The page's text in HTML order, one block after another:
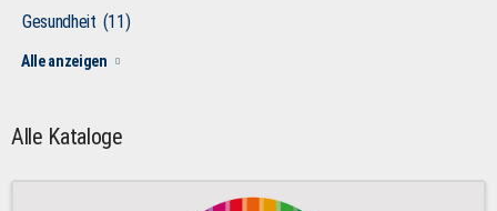
Gesundheit (11)
Alle anzeigen
Alle Kataloge